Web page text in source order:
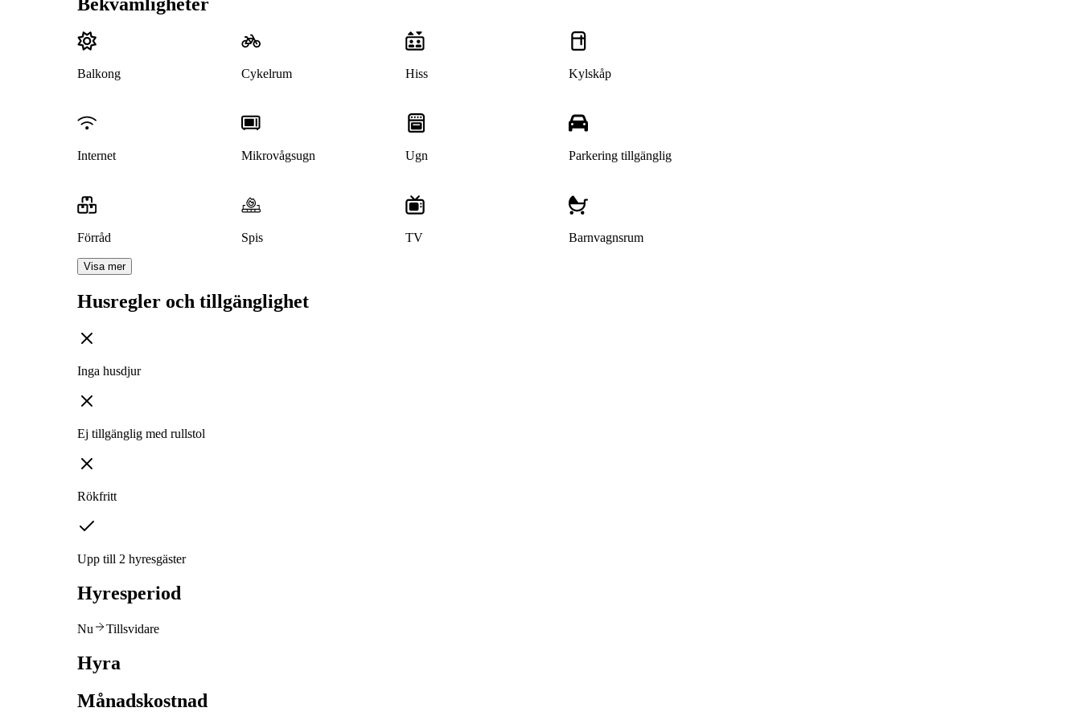
Bekvämligheter
Balkong Cykelrum Hiss Kylskåp
Internet Mikrovågsugn Ugn Parkering tillgänglig
Förråd Spis TV Barnvagnsrum
Visa mer
Husregler och tillgänglighet
Inga husdjur
Ej tillgänglig med rullstol
Rökfritt
Upp till 2 hyresgäster
Hyresperiod
Nu Tillsvidare
Hyra
Månadskostnad